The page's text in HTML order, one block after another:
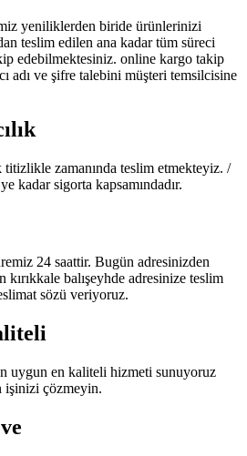
yeniliklerden biride ürünlerinizi
teslim edilen ana kadar tüm süreci
edebilmektesiniz. online kargo takip
adı ve şifre talebini müşteri temsilcisine
titizlikle zamanında teslim etmekteyiz. /
kadar sigorta kapsamındadır.
24 saattir. Bugün adresinizden
kırıkkale balışeyhde adresinize teslim
sözü veriyoruz.
uygun en kaliteli hizmeti sunuyoruz
işinizi çözmeyin.